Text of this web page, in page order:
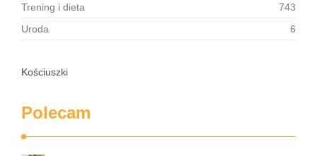
Trening i dieta
743
Uroda
6
Kościuszki
Polecam